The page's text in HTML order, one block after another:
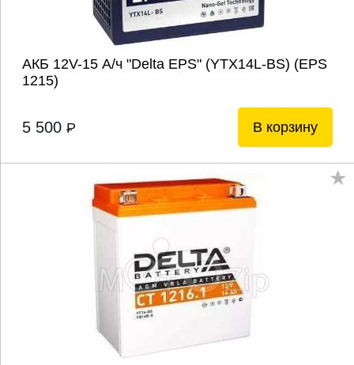
АКБ 12V-15 А/ч "Delta EPS" (YTX14L-BS) (EPS
1215)
5 500 P В корзину